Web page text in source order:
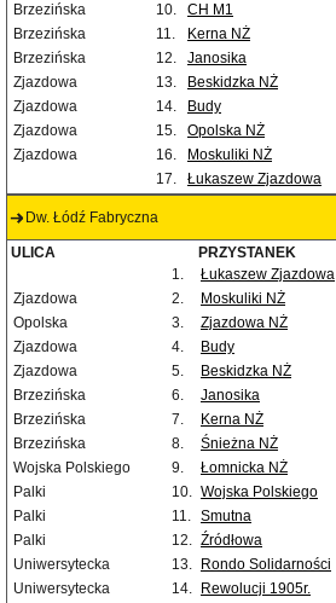
Brzezińska
10. CH M1
Brzezińska
11. Kerna NŻ
Brzezińska
12. Janosika
Zjazdowa
13.
Beskidzka NŻ
Zjazdowa
14.
Budy
Zjazdowa
15.
Opolska NŻ
Zjazdowa
16.
Moskuliki NŻ
17.
Łukaszew Zjazdowa
Dw. Łódź Fabryczna
ULICA PRZYSTANEK
1.
Łukaszew Zjazdowa
Zjazdowa
2.
Moskuliki NŻ
Opolska
3.
Zjazdowa NŻ
Zjazdowa
4.
Budy
Zjazdowa
5.
Beskidzka NŻ
Brzezińska
6. Janosika
Brzezińska
7. Kerna NŻ
Brzezińska
8. Śnieżna NŻ
Wojska Polskiego
9. Łomnicka NŻ
Palki
10. Wojska Polskiego
Palki
11. Smutna
Palki
12. Źródłowa
Uniwersytecka
13. Rondo Solidarności
Uniwersytecka
14. Rewolucji 1905r.